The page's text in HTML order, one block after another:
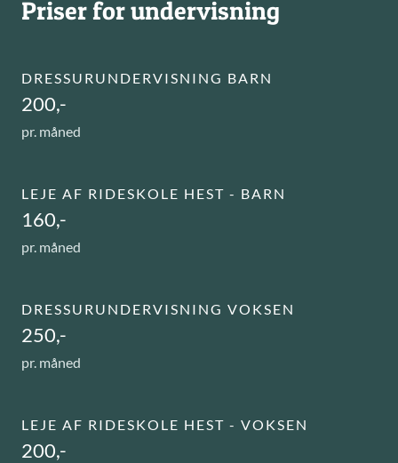
Priser for undervisning
DRESSURUNDERVISNING BARN
200,-
pr. måned
LEJE AF RIDESKOLE HEST - BARN
160,-
pr. måned
DRESSURUNDERVISNING VOKSEN
250,-
pr. måned
LEJE AF RIDESKOLE HEST - VOKSEN
200,-